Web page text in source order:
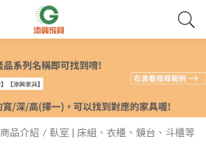
商品介紹 臥室 | 床組、衣櫃、鏡台、斗櫃等